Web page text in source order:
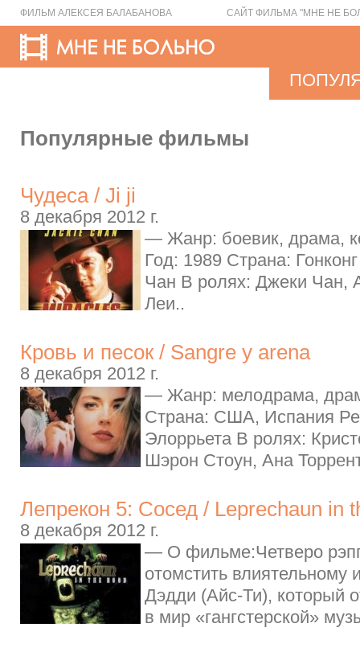
ФИЛЬМ АЛЕКСЕЯ БАЛАБАНОВА САЙТ ФИЛЬМА "МНЕ НЕ
Популярные фильмы
Чудеса / Ji ji
8 декабря 2012 г.
— Жанр: боевик, драма,
Год: 1989 Страна:
Чан В ролях: Джеки Чан,
Леи..
Кровь и песок / Sangre y arena
8 декабря 2012 г.
— Жанр: мелодрама,
Страна: США, Испания
Элоррьета В ролях:
Шэрон Стоун, Ана
Лепрекон 5: Сосед / Leprechaun in
8 декабря 2012 г.
— О фильме:Четверо
отомстить влиятельному
Дэдди (Айс-Ти), который
в мир «гангстерской»